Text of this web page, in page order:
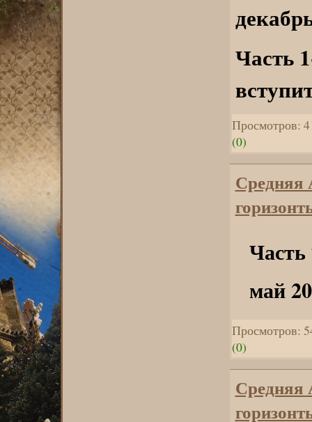
Часть
Просмотров:
(0)
Средняя
май
Просмотров:
(0)
Средняя